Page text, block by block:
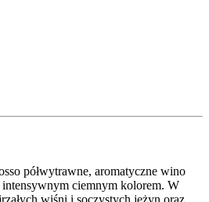
półwytrawne, aromatyczne wino
ciemnym kolorem. W